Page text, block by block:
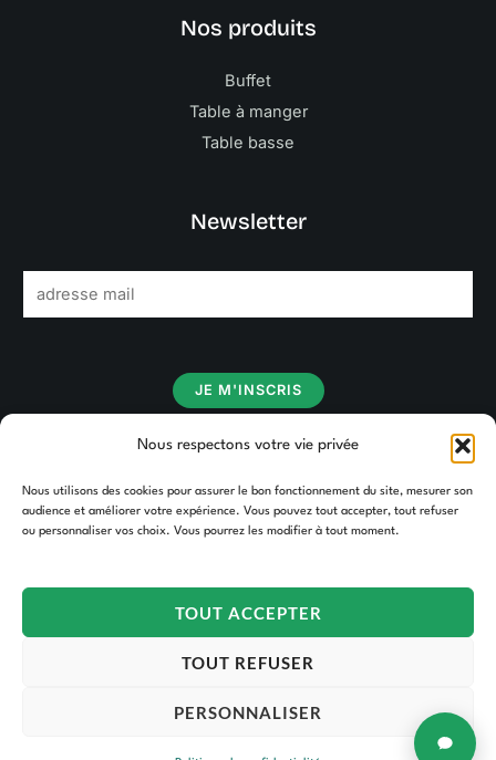
Nous respectons votre vie privée
Nous utilisons des cookies pour assurer le bon fonctionnement du site, mesurer son
audience et améliorer votre expérience. Vous pouvez tout accepter, tout refuser
ou personnaliser vos choix. Vous pourrez les modifier à tout moment.
TOUT ACCEPTER
TOUT REFUSER
PERSONNALISER
Nos produits
Buffet
Table à manger
Table basse
Newsletter
m
JE M'INSCRIS